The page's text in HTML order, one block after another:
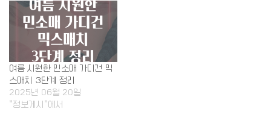
여름 시원한 민소매 가디건 믹
스매치 3단계 정리
2025년 06월 20일
"정보게시"에서